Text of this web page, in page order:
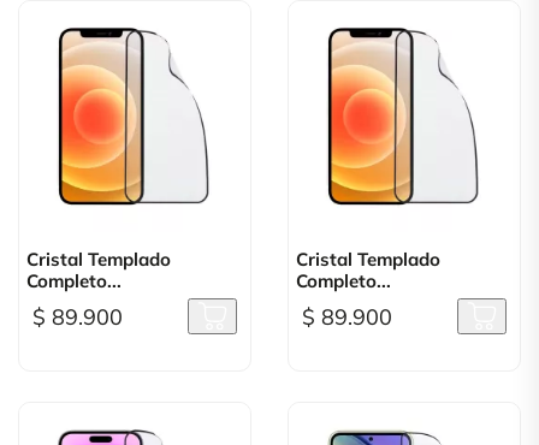
Cristal Templado
Completo...
$ 89.900
Cristal Templado
Completo...
$ 89.900